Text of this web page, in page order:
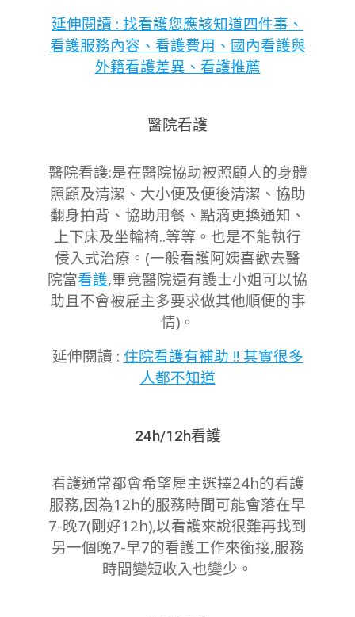
延伸閱讀 : 找看護您應該知道四件事、
看護服務內容、看護費用、國內看護與
外籍看護差異、看護推薦
醫院看護
醫院看護:是在醫院協助被照顧人的身體
照顧及清潔、大小便及便後清潔、協助
翻身拍背、協助用餐、點滴更換通知、
上下床及坐輪椅..等等。也是不能執行
侵入式治療。(一般看護阿姨喜歡去醫
院當看護,畢竟醫院還有護士小姐可以協
助且不會被雇主多要求做其他順便的事
情)。
延伸閱讀 : 住院看護有補助 !! 其實很多
人都不知道
24h/12h看護
看護通常都會希望雇主選擇24h的看護
服務,因為12h的服務時間可能會落在早
7-晚7(剛好12h),以看護來說很難再找到
另一個晚7-早7的看護工作來銜接,服務
時間變短收入也變少。